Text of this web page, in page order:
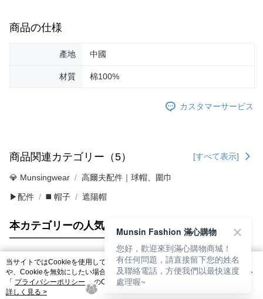
商品の仕様
產地 中國
材質 棉100%
カスタマーサービス
商品関連カテゴリー（5） [すべて表示]
💎 Munsingwear 高爾夫配件｜球帽、圍巾
▶配件 ◼️ 帽子 遮陽帽
本カテゴリーの人気商品 サイト全体のランキング
人気タグ
当サイトではCookieを使用しています。当サイトのCookie使用に関する詳細
や、Cookieを無効にしたい場合のブラウザでの設定方法については、当サイト
「 プライバシーポリシー 」のCookieポリシーをご参照ください。お客さま
が、当サイトを引き続き使用される場合、当社がサイト利用規約のCookieポリ
詳しく見る >
Munsin Fashion 滿心購物
您好，歡迎來到滿心購物商城！
有任何問題，請直接留下您的姓名
及聯絡電話，方便我們以最快速度
處理喔~